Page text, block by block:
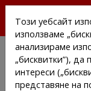
Този уебсайт
използваме
анализираме
„бисквитки”),
интереси
представяне на